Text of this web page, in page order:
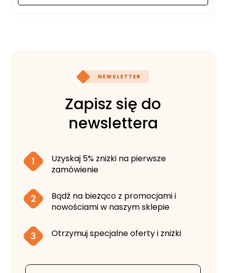
NEWSLETTER
Zapisz się do
newslettera
1
Uzyskaj 5% zniżki na pierwsze
zamówienie
2
Bądź na bieżąco z promocjami i
nowościami w naszym sklepie
3 Otrzymuj specjalne oferty i zniżki
Adres e-mail